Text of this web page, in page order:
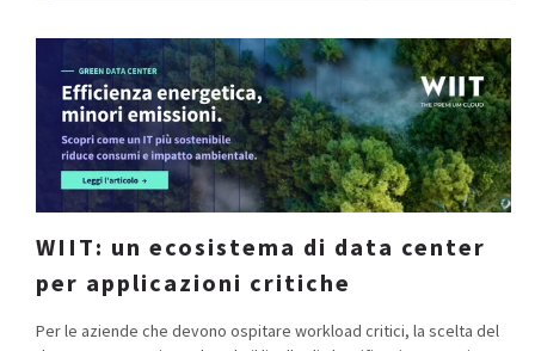
WIIT: un ecosistema di data center
per applicazioni critiche
Per le aziende che devono ospitare workload critici, la scelta del